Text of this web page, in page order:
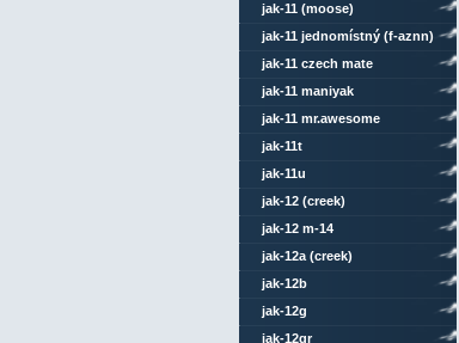
jak-11 (moose)
jak-11 jednomístný (f-aznn)
jak-11 czech mate
jak-11 maniyak
jak-11 mr.awesome
jak-11t
jak-11u
jak-12 (creek)
jak-12 m-14
jak-12a (creek)
jak-12b
jak-12g
jak-12gr